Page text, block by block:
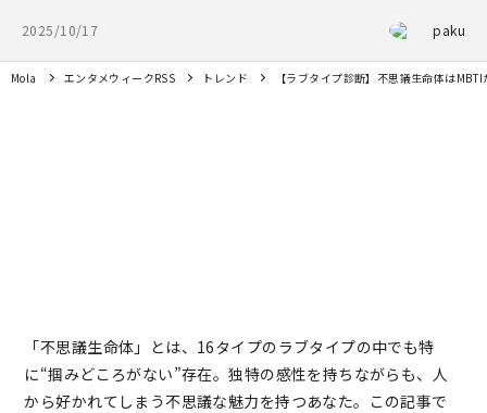
2025/10/17 paku
Mola エンタメウィークRSS トレンド 【ラブタイプ診断】不思議生命体は
「不思議生命体」とは、16タイプのラブタイプの中でも特
に“掴みどころがない”存在。独特の感性を持ちながらも、人
から好かれてしまう不思議な魅力を持つあなた。この記事で